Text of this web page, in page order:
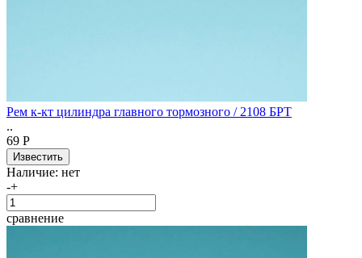
Рем к-кт цилиндра главного тормозного / 2108 БРТ
..
69 Р
Наличие: нет
-+
сравнение